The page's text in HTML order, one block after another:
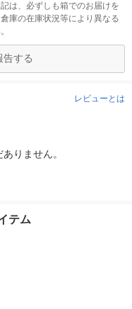
は、必ずしも箱でのお届けを
庫の在庫状況等により異なる
告する
レビューとは
りません。
テム